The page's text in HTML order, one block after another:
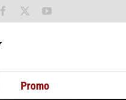
Facebook YouTube
Promo